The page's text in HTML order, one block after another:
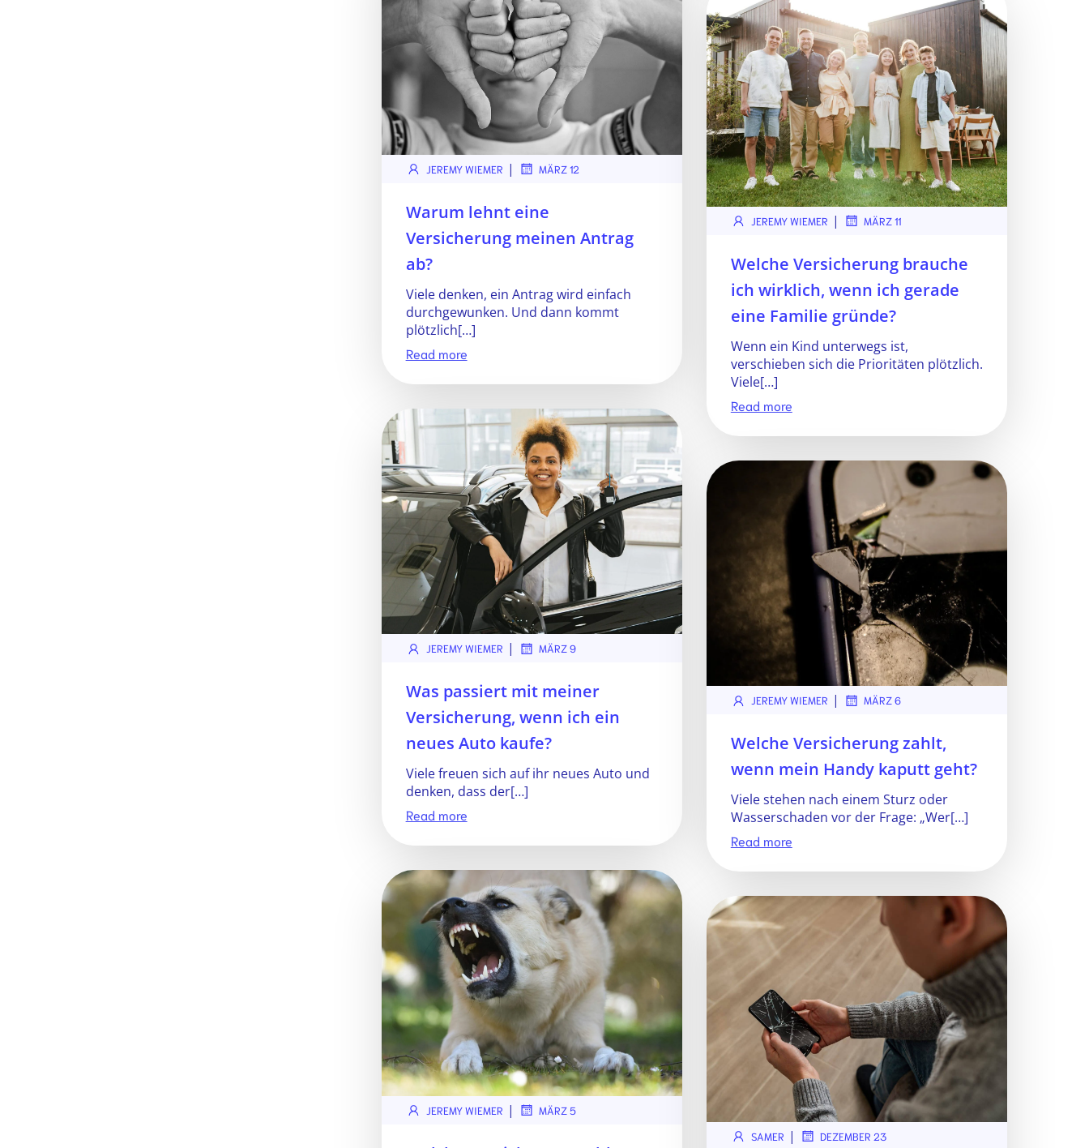
JEREMY WIEMER | MÄRZ 12
Warum lehnt eine
Versicherung meinen Antrag
ab?
Viele denken, ein Antrag wird einfach
durchgewunken. Und dann kommt
plötzlich[…]
Read more
JEREMY WIEMER | MÄRZ 11
Welche Versicherung brauche
ich wirklich, wenn ich gerade
eine Familie gründe?
Wenn ein Kind unterwegs ist,
verschieben sich die Prioritäten plötzlich.
Viele[…]
Read more
JEREMY WIEMER | MÄRZ 9
Was passiert mit meiner
Versicherung, wenn ich ein
neues Auto kaufe?
Viele freuen sich auf ihr neues Auto und
denken, dass der[…]
Read more
JEREMY WIEMER | MÄRZ 6
Welche Versicherung zahlt,
wenn mein Handy kaputt geht?
Viele stehen nach einem Sturz oder
Wasserschaden vor der Frage: „Wer[…]
Read more
JEREMY WIEMER | MÄRZ 5
SAMER | DEZEMBER 23